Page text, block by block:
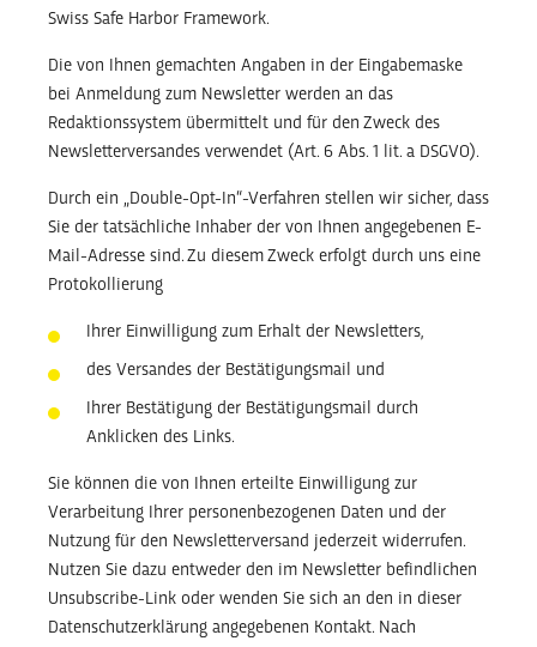
Swiss Safe Harbor Framework.
Die von Ihnen gemachten Angaben in der Eingabemaske
bei Anmeldung zum Newsletter werden an das
Redaktionssystem übermittelt und für den Zweck des
Newsletterversandes verwendet (Art. 6 Abs. 1 lit. a DSGVO).
Durch ein „Double-Opt-In“-Verfahren stellen wir sicher, dass
Sie der tatsächliche Inhaber der von Ihnen angegebenen E-
Mail-Adresse sind. Zu diesem Zweck erfolgt durch uns eine
Protokollierung
Ihrer Einwilligung zum Erhalt der Newsletters,
des Versandes der Bestätigungsmail und
Ihrer Bestätigung der Bestätigungsmail durch
Anklicken des Links.
Sie können die von Ihnen erteilte Einwilligung zur
Verarbeitung Ihrer personenbezogenen Daten und der
Nutzung für den Newsletterversand jederzeit widerrufen.
Nutzen Sie dazu entweder den im Newsletter befindlichen
Unsubscribe-Link oder wenden Sie sich an den in dieser
Datenschutzerklärung angegebenen Kontakt. Nach